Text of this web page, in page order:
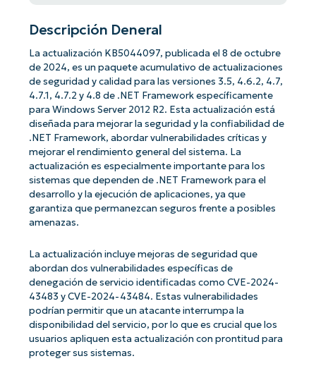
Descripción Deneral
La actualización KB5044097, publicada el 8 de octubre
de 2024, es un paquete acumulativo de actualizaciones
de seguridad y calidad para las versiones 3.5, 4.6.2, 4.7,
4.7.1, 4.7.2 y 4.8 de .NET Framework específicamente
para Windows Server 2012 R2. Esta actualización está
diseñada para mejorar la seguridad y la confiabilidad de
.NET Framework, abordar vulnerabilidades críticas y
mejorar el rendimiento general del sistema. La
actualización es especialmente importante para los
sistemas que dependen de .NET Framework para el
desarrollo y la ejecución de aplicaciones, ya que
garantiza que permanezcan seguros frente a posibles
amenazas.
La actualización incluye mejoras de seguridad que
abordan dos vulnerabilidades específicas de
denegación de servicio identificadas como CVE-2024-
43483 y CVE-2024-43484. Estas vulnerabilidades
podrían permitir que un atacante interrumpa la
disponibilidad del servicio, por lo que es crucial que los
usuarios apliquen esta actualización con prontitud para
proteger sus sistemas.